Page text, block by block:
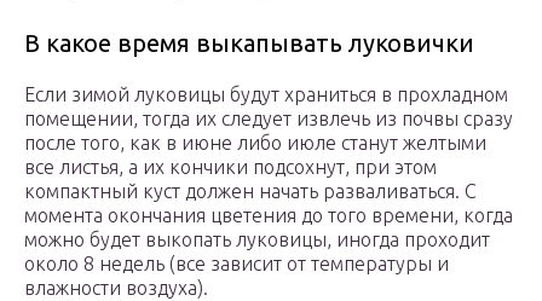
В какое время выкапывать луковички
Если зимой луковицы будут храниться в прохладном
помещении, тогда их следует извлечь из почвы сразу
после того, как в июне либо июле станут желтыми
все листья, а их кончики подсохнут, при этом
компактный куст должен начать разваливаться. С
момента окончания цветения до того времени, когда
можно будет выкопать луковицы, иногда проходит
около 8 недель (все зависит от температуры и
влажности воздуха).